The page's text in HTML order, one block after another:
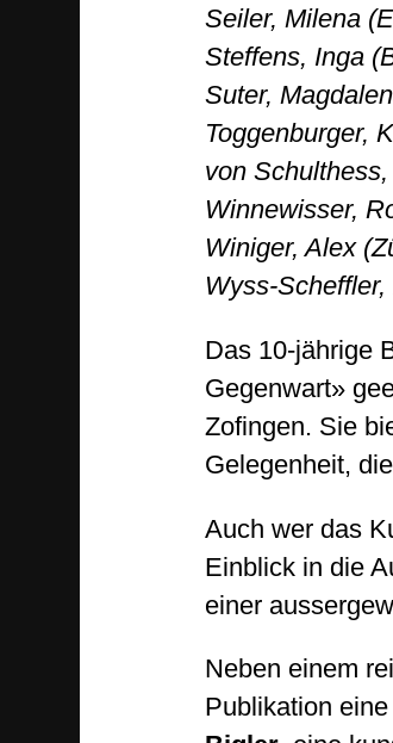
Seiler, Milena
Steffens, Inga
Suter,
Toggenburger,
von
Winnewisser,
Winiger, Alex
Wyss-
Das 10-jährige
Gegenwart»
Zofingen. Sie
Gelegenheit,
Auch wer das
Einblick in die
einer
Neben einem
Publikation